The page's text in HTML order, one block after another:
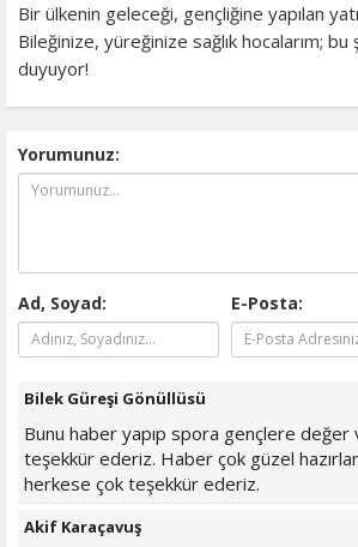
​Bir ülkenin geleceği, gençliğine yapılan
Bileğinize, yüreğinize sağlık hocalarım;
duyuyor!
Yorumunuz:
Ad, Soyad: E-Posta:
Bilek Güreşi Gönüllüsü
Bunu haber yapıp spora gençlere değer
teşekkür ederiz. Haber çok güzel
herkese çok teşekkür ederiz.
Akif Karaçavuş